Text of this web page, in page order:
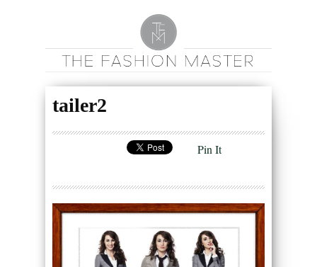
tailer2
Pin It